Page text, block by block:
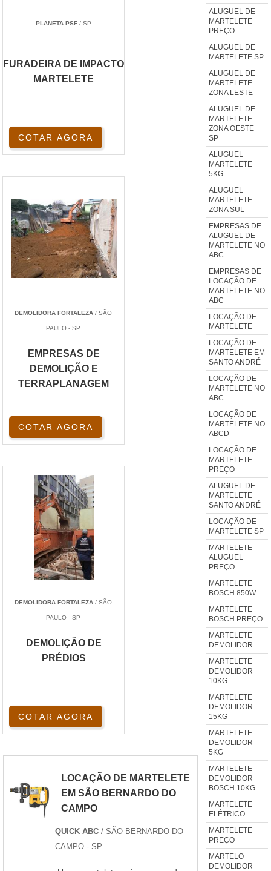
PLANETA PSF/ SP
FURADEIRA DE IMPACTO
MARTELETE
COTAR AGORA
DEMOLIDORA FORTALEZA / SÃO
PAULO - SP
EMPRESAS DE
DEMOLIÇÃO E
TERRAPLANAGEM
COTAR AGORA
DEMOLIDORA FORTALEZA / SÃO
PAULO - SP
DEMOLIÇÃO DE
PRÉDIOS
COTAR AGORA
LOCAÇÃO DE MARTELETE
EM SÃO BERNARDO DO
CAMPO
QUICK ABC / SÃO BERNARDO DO
CAMPO - SP
ALUGUEL DE
MARTELETE
PREÇO
ALUGUEL DE
MARTELETE SP
ALUGUEL DE
MARTELETE
ZONA LESTE
ALUGUEL DE
MARTELETE
ZONA OESTE
SP
ALUGUEL
MARTELETE
5KG
ALUGUEL
MARTELETE
ZONA SUL
EMPRESAS DE
ALUGUEL DE
MARTELETE NO
ABC
EMPRESAS DE
LOCAÇÃO DE
MARTELETE NO
ABC
LOCAÇÃO DE
MARTELETE
LOCAÇÃO DE
MARTELETE EM
SANTO ANDRÉ
LOCAÇÃO DE
MARTELETE NO
ABC
LOCAÇÃO DE
MARTELETE NO
ABCD
LOCAÇÃO DE
MARTELETE
PREÇO
ALUGUEL DE
MARTELETE
SANTO ANDRÉ
LOCAÇÃO DE
MARTELETE SP
MARTELETE
ALUGUEL
PREÇO
MARTELETE
BOSCH 850W
MARTELETE
BOSCH PREÇO
MARTELETE
DEMOLIDOR
MARTELETE
DEMOLIDOR
10KG
MARTELETE
DEMOLIDOR
15KG
MARTELETE
DEMOLIDOR
5KG
MARTELETE
DEMOLIDOR
BOSCH 10KG
MARTELETE
ELÉTRICO
MARTELETE
PREÇO
MARTELO
DEMOLIDOR